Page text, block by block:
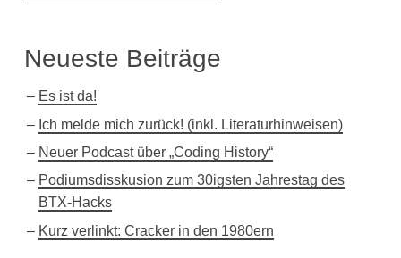
Neueste Beiträge
Es ist da!
Ich melde mich zurück! (inkl. Literaturhinweisen)
Neuer Podcast über „Coding History“
Podiumsdisskusion zum 30igsten Jahrestag des
BTX-Hacks
Kurz verlinkt: Cracker in den 1980ern